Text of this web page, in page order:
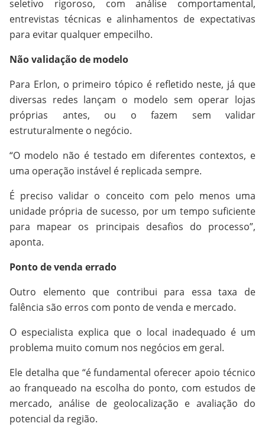
seletivo rigoroso, com análise comportamental,
entrevistas técnicas e alinhamentos de expectativas
para evitar qualquer empecilho.
Não validação de modelo
Para Erlon, o primeiro tópico é refletido neste, já que
diversas redes lançam o modelo sem operar lojas
próprias antes, ou o fazem sem validar
estruturalmente o negócio.
“O modelo não é testado em diferentes contextos, e
uma operação instável é replicada sempre.
É preciso validar o conceito com pelo menos uma
unidade própria de sucesso, por um tempo suficiente
para mapear os principais desafios do processo”,
aponta.
Ponto de venda errado
Outro elemento que contribui para essa taxa de
falência são erros com ponto de venda e mercado.
O especialista explica que o local inadequado é um
problema muito comum nos negócios em geral.
Ele detalha que “é fundamental oferecer apoio técnico
ao franqueado na escolha do ponto, com estudos de
mercado, análise de geolocalização e avaliação do
potencial da região.